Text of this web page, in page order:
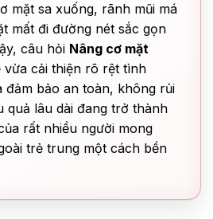
mặt sa xuống, rãnh mũi má
mất đi đường nét sắc gọn
câu hỏi Nâng cơ mặt
vừa cải thiện rõ rệt tình
đảm bảo an toàn, không rủi
quả lâu dài đang trở thành
rất nhiều người mong
trẻ trung một cách bền